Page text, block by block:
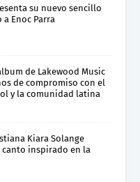
su nuevo sencillo
Enoc Parra
de Lakewood Music
de compromiso con el
y la comunidad latina
Kiara Solange
inspirado en la